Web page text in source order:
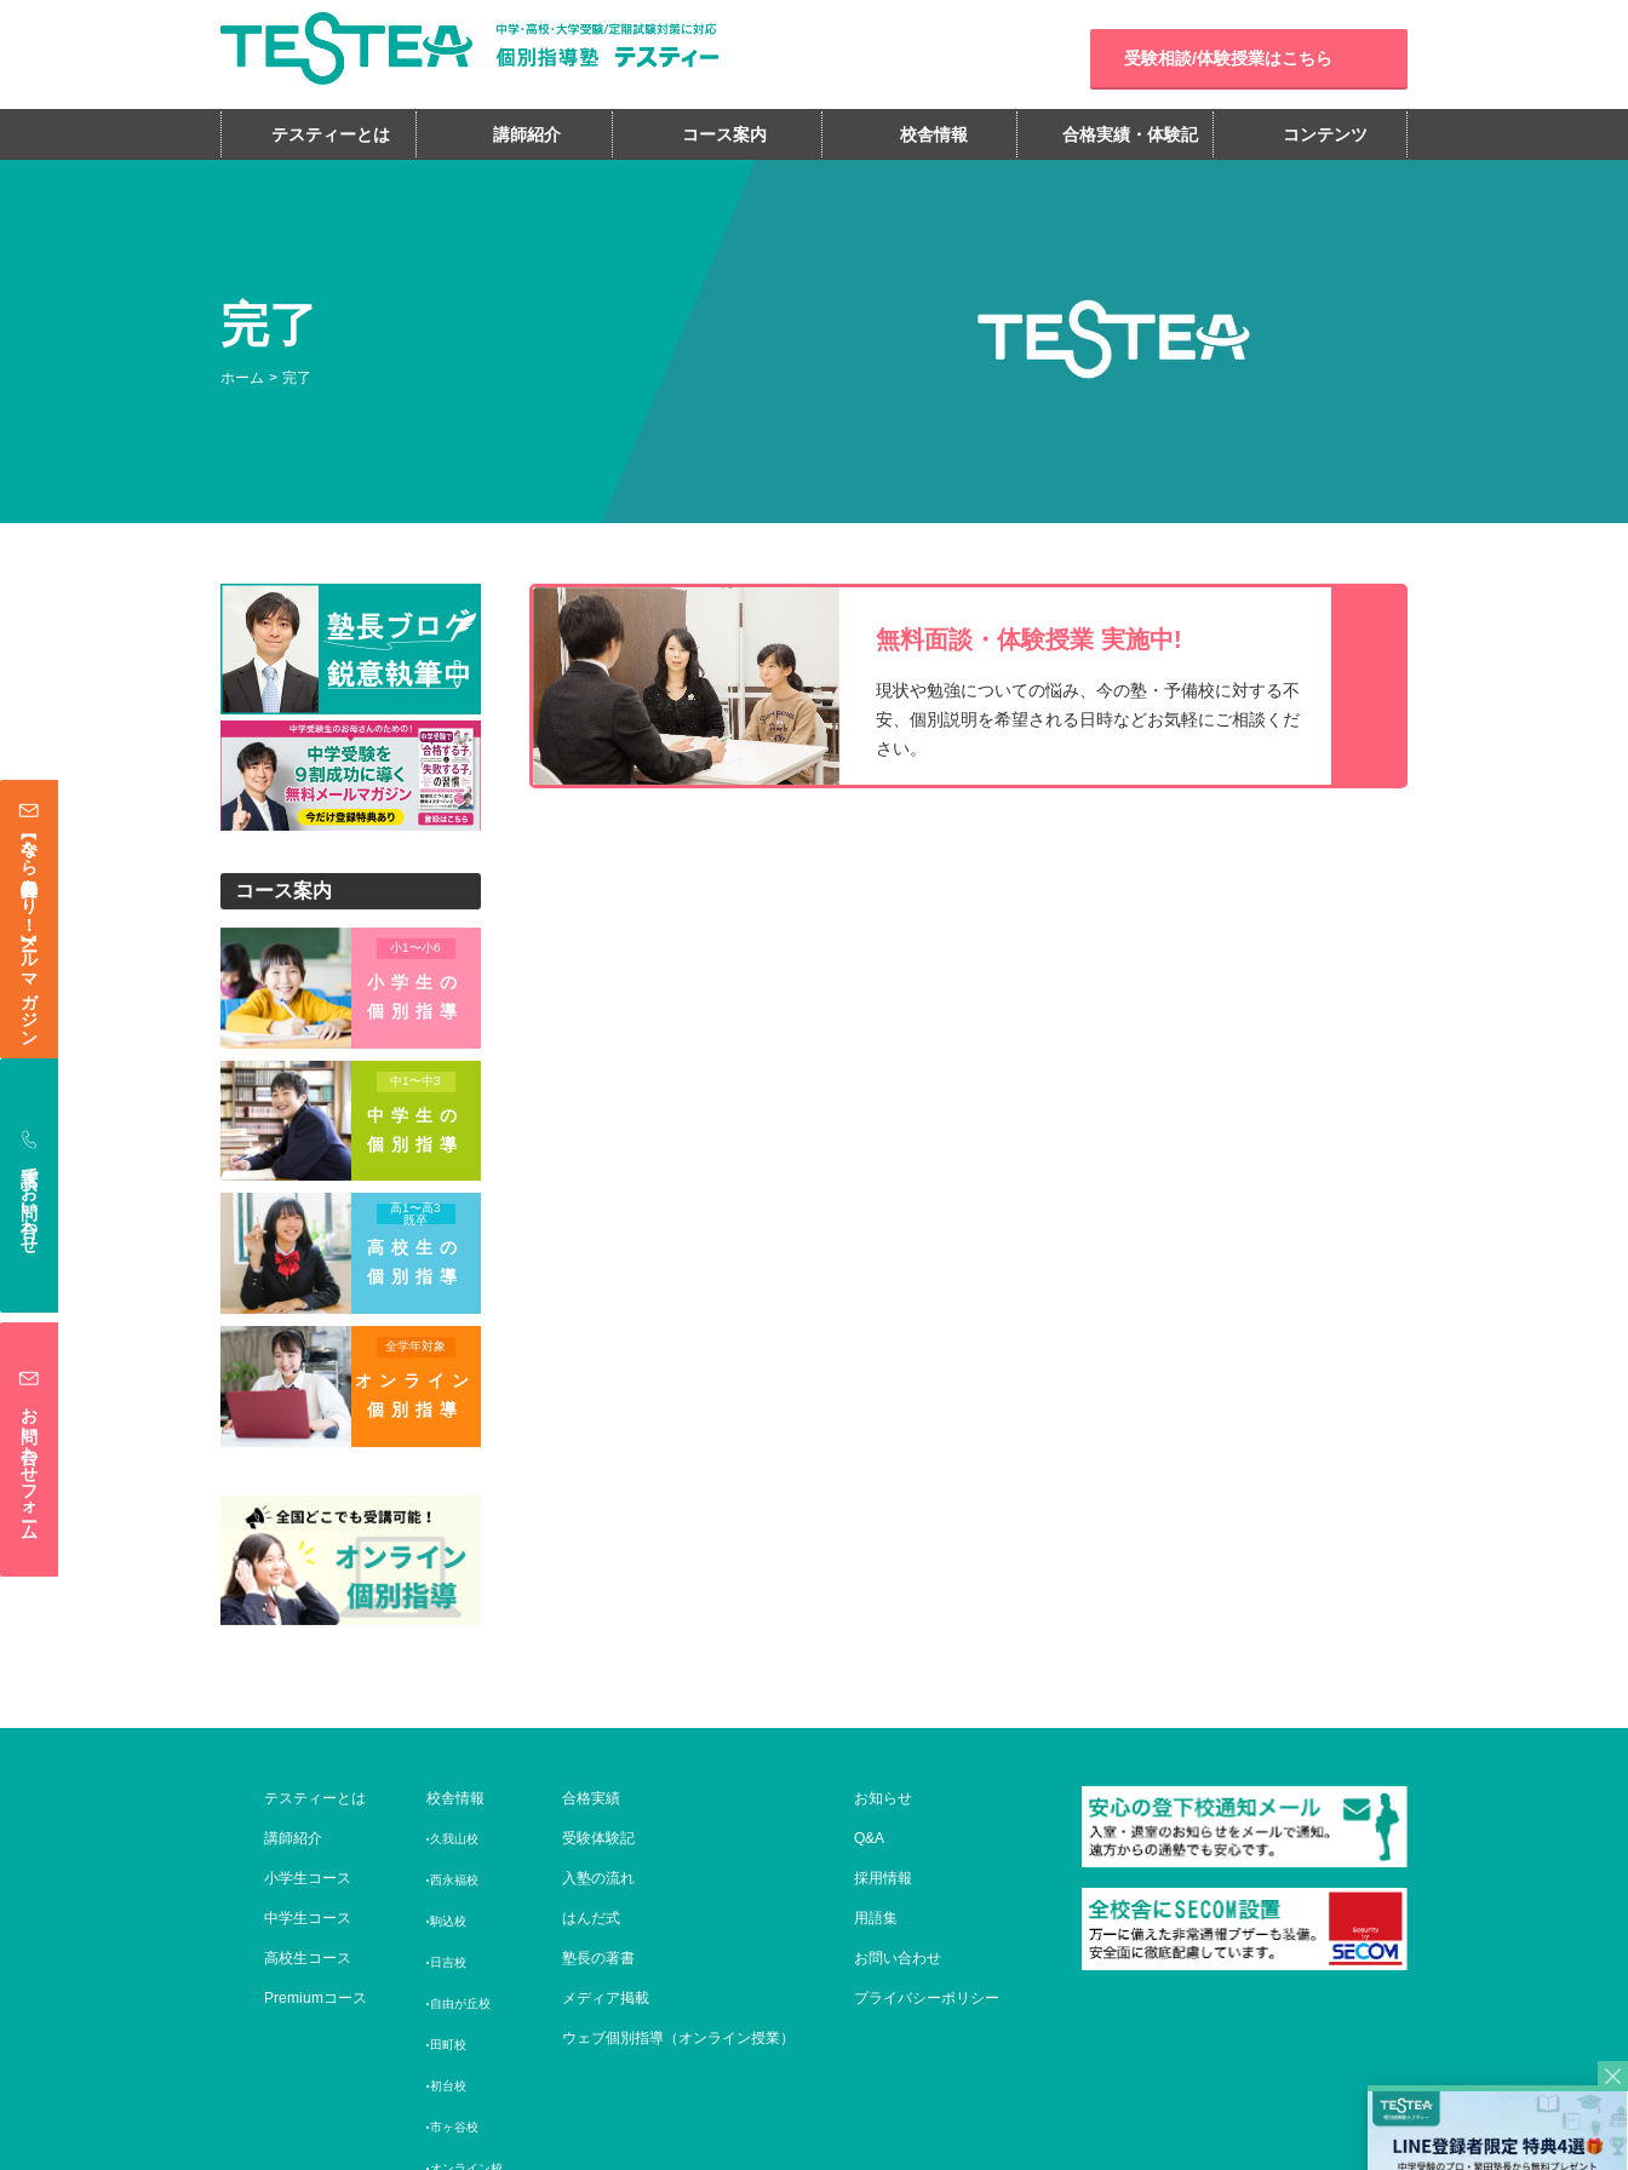
受験相談/体験授業はこちら
テスティーとは 講師紹介 コース案内 校舎情報 合格実績・体験記 コンテンツ
完了
ホーム 完了
コース案内
小1〜小6
小学生の
個別指導
中1〜中3
中学生の
個別指導
高1〜高3
既卒
高校生の
個別指導
全学年対象
オンライン
個別指導
無料面談・体験授業 実施中!
現状や勉強についての悩み、今の塾・予備校に対する不
安、個別説明を希望される日時などお気軽にご相談くだ
さい。
【今なら登録特典あり！】メールマガジン
電話でお問い合わせ
お問い合わせフォーム
テスティーとは
講師紹介
小学生コース
中学生コース
高校生コース
Premiumコース
校舎情報
久我山校
西永福校
駒込校
日吉校
自由が丘校
田町校
初台校
市ヶ谷校
合格実績
受験体験記
入塾の流れ
はんだ式
塾長の著書
メディア掲載
ウェブ個別指導（オンライン授業）
お知らせ
Q&A
採用情報
用語集
お問い合わせ
プライバシーポリシー